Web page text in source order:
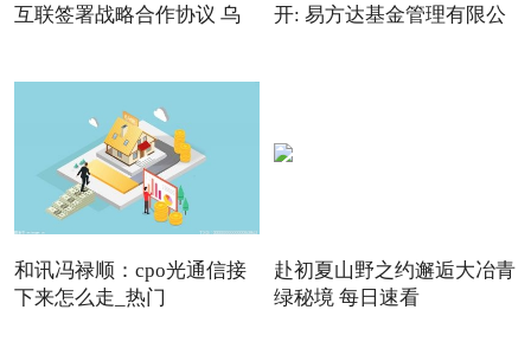
互联签署战略合作协议 乌
开: 易方达基金管理有限公
和讯冯禄顺：cpo光通信接
下来怎么走_热门
赴初夏山野之约邂逅大冶青
绿秘境 每日速看